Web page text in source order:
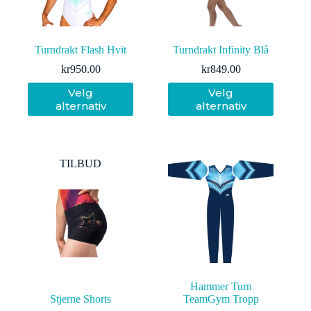
Turndrakt Flash Hvit
kr950.00
Velg
alternativ
Dette
produktet
har
kan
på
produktsiden
Turndrakt Infinity Blå
kr849.00
Velg
alternativ
Dette
produktet
har
kan
velges
på
produktsiden
TILBUD
Stjerne Shorts
Hammer Turn
TeamGym Tropp